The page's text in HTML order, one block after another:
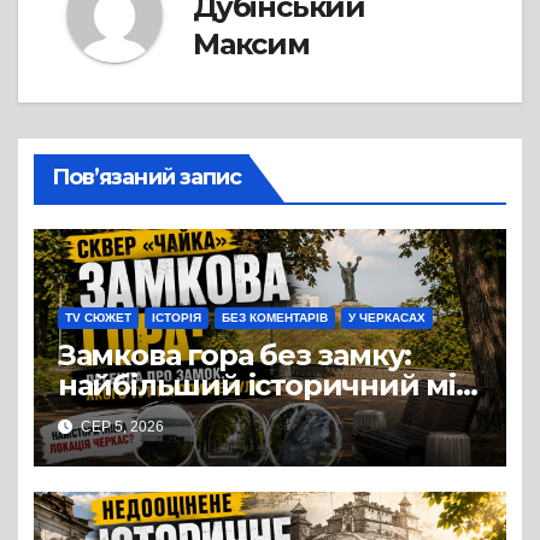
Дубінський
Максим
Пов’язаний запис
TV СЮЖЕТ ІСТОРІЯ БЕЗ КОМЕНТАРІВ У ЧЕРКАСАХ
Замкова гора без замку:
найбільший історичний міф
Черкас
СЕР 5, 2026